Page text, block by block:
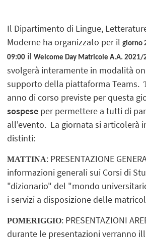
Il Dipartimento di Lingue,
Moderne ha organizzato per ilgiorno
09:00 ilWelcome Day Matricole A.A. 2021/
svolgerà interamente in modalità
supporto della piattaforma Teams.
anno di corso previste per questa
sospese per permettere a tutti di
all'evento. La giornata si articolerà
distinti:
MATTINA: PRESENTAZIONE
informazioni generali sui Corsi di
"dizionario" del "mondo
i servizi a disposizione delle
POMERIGGIO: PRESENTAZIONI
durante le presentazioni verranno